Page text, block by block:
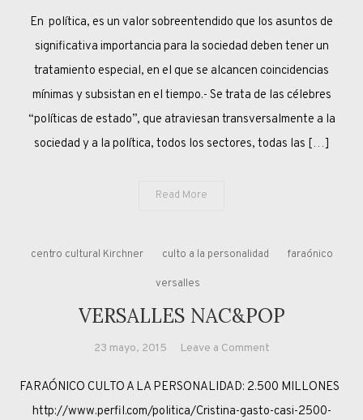
En política, es un valor sobreentendido que los asuntos de
significativa importancia para la sociedad deben tener un
tratamiento especial, en el que se alcancen coincidencias
mínimas y subsistan en el tiempo.- Se trata de las célebres
“políticas de estado”, que atraviesan transversalmente a la
sociedad y a la política, todos los sectores, todas las […]
Read More
centro cultural Kirchner culto a la personalidad faraónico
versalles
VERSALLES NAC&POP
23 mayo, 2015 Leave a Commenton
NAC&POP
FARAÓNICO CULTO A LA PERSONALIDAD: 2.500 MILLONES
http://www.perfil.com/politica/Cristina-gasto-casi-2500-